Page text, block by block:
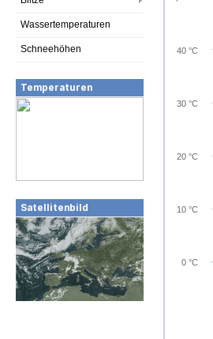
Wassertemperaturen
Schneehöhen
Temperaturen
Satellitenbild
0 °C
10 °C
20 °C
30 °C
40 °C